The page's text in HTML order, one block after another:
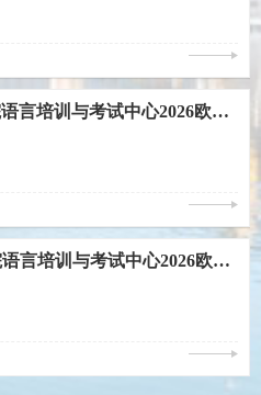
B1中德科技学院语言培训与考试中心2026欧标德语A2-B1衔接班
A2中德科技学院语言培训与考试中心2026欧标德语A2巩固班